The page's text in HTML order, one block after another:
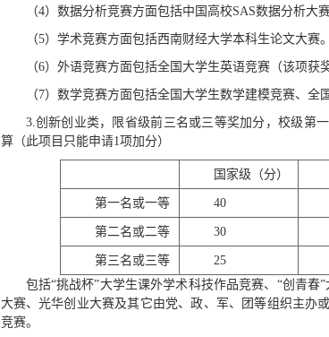
（4）数据分析竞赛方面包括中国高校SAS数据分析大
（5）学术竞赛方面包括西南财经大学本科生论文大赛。
（6）外语竞赛方面包括全国大学生英语竞赛（该项获
（7）数学竞赛方面包括全国大学生数学建模竞赛、全
3.创新创业类，限省级前三名或三等奖加分，校级第
算（此项目只能申请1项加分）
国家级（分）
第一名或一等 40
第二名或二等 30
第三名或三等 25
包括“挑战杯”大学生课外学术科技作品竞赛、“创青春
大赛、光华创业大赛及其它由党、政、军、团等组织主办
竞赛。